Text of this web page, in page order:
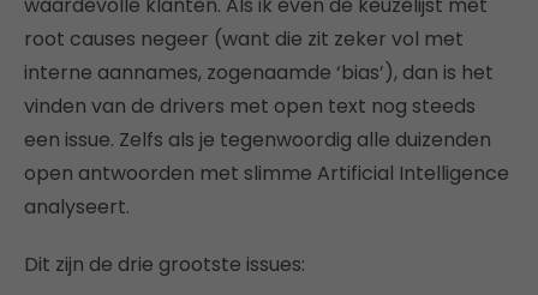
root causes negeer (want die zit zeker vol met
interne aannames, zogenaamde ‘bias’), dan is het
vinden van de drivers met open text nog steeds
een issue. Zelfs als je tegenwoordig alle duizenden
open antwoorden met slimme Artificial Intelligence
analyseert.
Dit zijn de drie grootste issues: